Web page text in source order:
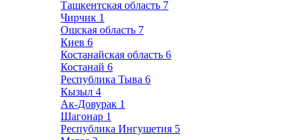
Ташкентская область 7
Чирчик 1
Ошская область 7
Киев 6
Костанайская область 6
Костанай 6
Республика Тыва 6
Кызыл 4
Ак-Довурак 1
Шагонар 1
Республика Ингушетия 5